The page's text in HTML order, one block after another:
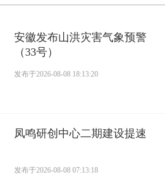
安徽发布山洪灾害气象预警
（33号）
发布于2026-08-08 18:13:20
凤鸣研创中心二期建设提速
发布于2026-08-08 07:13:18